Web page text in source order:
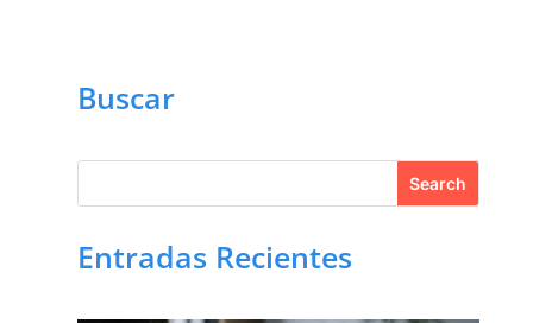
Buscar
Entradas Recientes